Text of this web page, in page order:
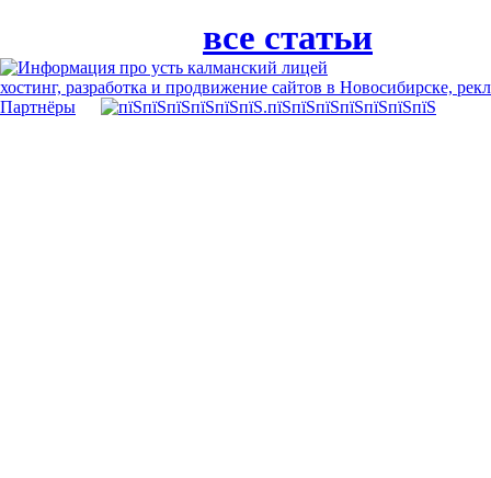
все статьи
хостинг, разработка и продвижение сайтов в Новосибирске,
Партнёры